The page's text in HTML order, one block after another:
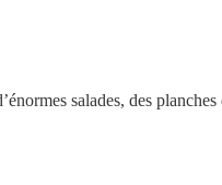
salades, des planches